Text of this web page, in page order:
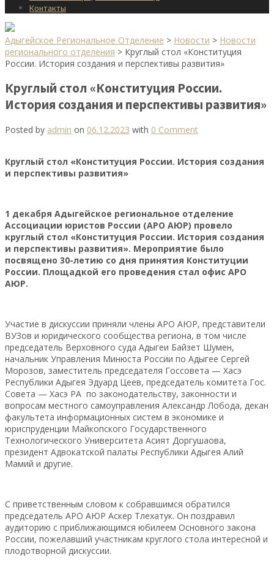
Контакты
Адыгейское Региональное Отделение > Новости > Новости
регионального отделения > Круглый стол «Конституция
России. История создания и перспективы развития»
Круглый стол «Конституция России.
История создания и перспективы развития»
Posted by admin on 06.12.2023 with 0 Comment
Круглый стол «Конституция России. История создания
и перспективы развития»
1 декабря Адыгейское региональное отделение
Ассоциации юристов России (АРО АЮР) провело
круглый стол «Конституция России. История создания
и перспективы развития». Мероприятие было
посвящено 30-летию со дня принятия Конституции
России. Площадкой его проведения стал офис АРО
АЮР.
Участие в дискуссии приняли члены АРО АЮР, представители
ВУЗов и юридического сообщества региона, в том числе
председатель Верховного суда Адыгеи Байзет Шумен,
начальник Управления Минюста России по Адыгее Сергей
Морозов, заместитель председателя Госсовета — Хасэ
Республики Адыгея Эдуард Цеев, председатель комитета Гос.
Совета — Хасэ РА по законодательству, законности и
вопросам местного самоуправления Александр Лобода, декан
факультета информационных систем в экономике и
юриспруденции Майкопского Государственного
Технологического Университета Асият Доргушаова,
президент Адвокатской палаты Республики Адыгея Алий
Мамий и другие.
С приветственным словом к собравшимся обратился
председатель АРО АЮР Аскер Тлехатук. Он поздравил
аудиторию с приближающимся юбилеем Основного закона
России, пожелавший участникам круглого стола интересной и
плодотворной дискуссии.